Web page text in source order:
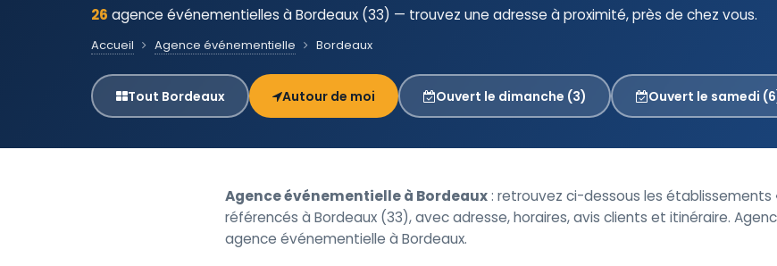
26 agence événementielles à Bordeaux (33) — trouvez une adresse à proximité, près de chez vous.
Accueil Agence événementielle Bordeaux
Tout Bordeaux Autour de moi Ouvert le dimanche (3) Ouvert le samedi
Agence événementielle à Bordeaux: retrouvez ci-dessous les établissements
référencés à Bordeaux (33), avec adresse, horaires, avis clients et itinéraire.
agence événementielle à Bordeaux.